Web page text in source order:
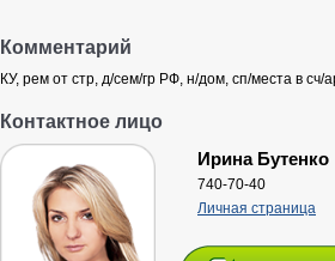
Комментарий
КУ, рем от стр, д/сем/гр РФ, н/дом, сп/места в сч/
Контактное лицо
Ирина Бутенко
740-70-40
Личная страница